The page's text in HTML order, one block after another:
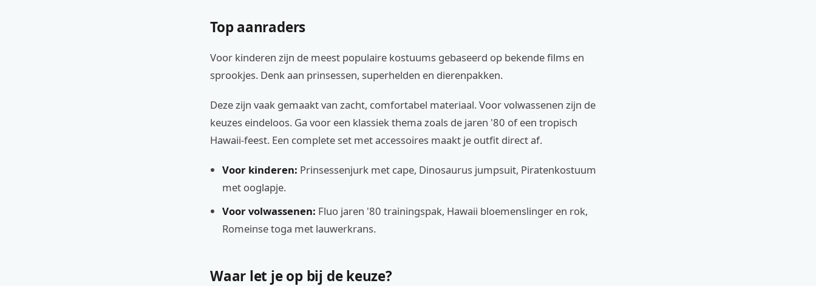
Top aanraders
Voor kinderen zijn de meest populaire kostuums gebaseerd op bekende films en
sprookjes. Denk aan prinsessen, superhelden en dierenpakken.
Deze zijn vaak gemaakt van zacht, comfortabel materiaal. Voor volwassenen zijn de
keuzes eindeloos. Ga voor een klassiek thema zoals de jaren '80 of een tropisch
Hawaii-feest. Een complete set met accessoires maakt je outfit direct af.
Voor kinderen: Prinsessenjurk met cape, Dinosaurus jumpsuit, Piratenkostuum
met ooglapje.
Voor volwassenen: Fluo jaren '80 trainingspak, Hawaii bloemenslinger en rok,
Romeinse toga met lauwerkrans.
Waar let je op bij de keuze?